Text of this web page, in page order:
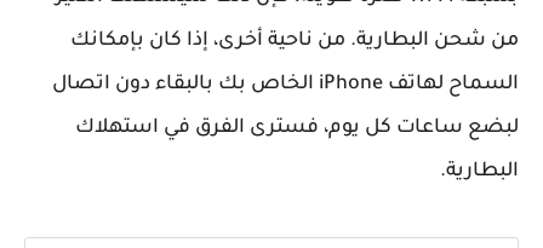
من شحن البطارية. من ناحية أخرى، إذا كان بإمكانك
السماح لهاتف iPhone الخاص بك بالبقاء دون اتصال
لبضع ساعات كل يوم، فسترى الفرق في استهلاك
البطارية.